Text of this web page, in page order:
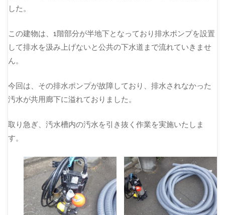
した。
この建物は、1階部分が半地下となっており排水ポンプを設置
して排水を汲み上げないと公共の下水道まで流れていきませ
ん。
今回は、その排水ポンプが故障しており、排水されなかった
汚水が共用廊下に溢れておりました。
取り急ぎ、汚水槽内の汚水を引き抜く作業を実施いたしま
す。